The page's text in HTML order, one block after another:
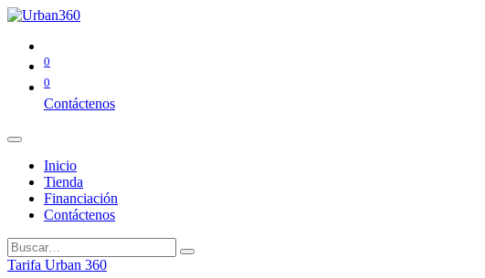
0
0
Contáctenos
Inicio
Tienda
Financiación
Contáctenos
Tarifa Urban 360